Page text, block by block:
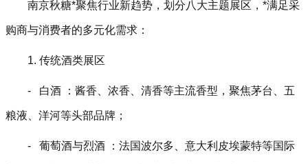
南京秋糖*聚焦行业新趋势，划分八大主题展区，*满足采
购商与消费者的多元化需求：
1. 传统酒类展区
- 白酒 ：酱香、浓香、清香等主流香型，聚焦茅台、五
粮液、洋河等头部品牌；
- 葡萄酒与烈酒 ：法国波尔多、意大利皮埃蒙特等国际